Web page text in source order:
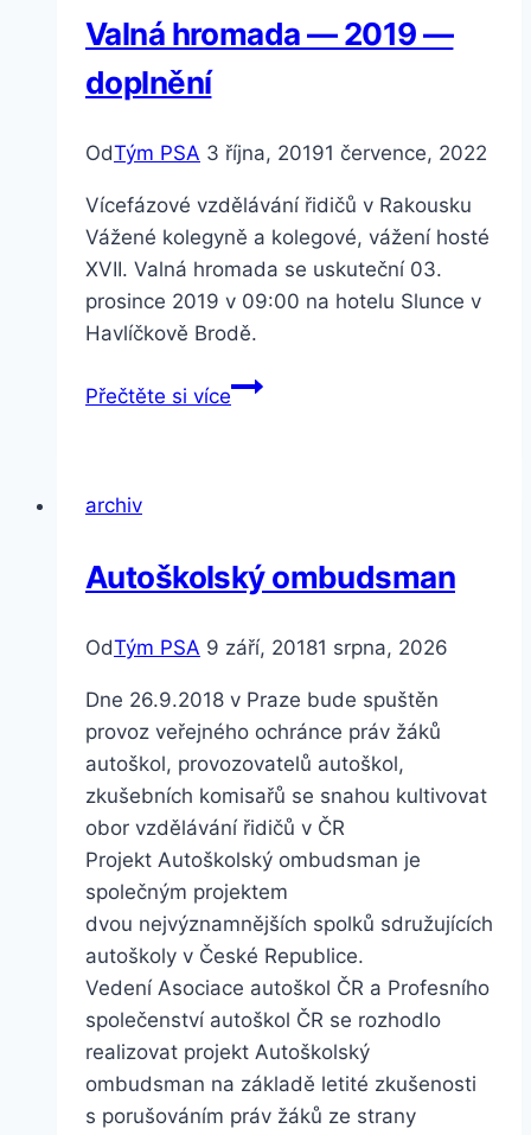
Valná hromada — 2019 —
doplnění
OdTým PSA 3 října, 20191 července, 2022
Vícefázové vzdělávání řidičů v Rakousku
Vážené kolegyně a kolegové, vážení hosté
XVII. Valná hromada se uskuteční 03.
prosince 2019 v 09:00 na hotelu Slunce v
Havlíčkově Brodě.
Přečtěte si víceValná
archiv
Autoškolský ombudsman
OdTým PSA 9 září, 20181 srpna, 2026
Dne 26.9.2018 v Praze bude spuštěn
provoz veřejného ochránce práv žáků
autoškol, provozovatelů autoškol,
zkušebních komisařů se snahou kultivovat
obor vzdělávání řidičů v ČR
Projekt Autoškolský ombudsman je
společným projektem
dvou nejvýznamnějších spolků sdružujících
autoškoly v České Republice.
Vedení Asociace autoškol ČR a Profesního
společenství autoškol ČR se rozhodlo
realizovat projekt Autoškolský
ombudsman na základě letité zkušenosti
s porušováním práv žáků ze strany